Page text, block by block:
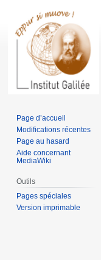
Page d’accueil
Modifications récentes
Page au hasard
Aide concernant
MediaWiki
Outils
Pages spéciales
Version imprimable